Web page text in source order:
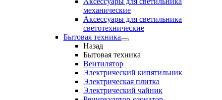
механические
Аксессуары для светильника
светотехнические
Бытовая техника
Назад
Бытовая техника
Вентилятор
Электрический кипятильник
Электрическая плитка
Электрический чайник